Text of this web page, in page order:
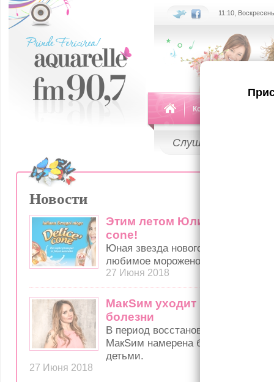
11:10,
Команда
Слушай
Новости
Этим летом Юлиана
cone!
Юная звезда нового поколения
любимое мороженое – Delice’
27 Июня 2018
МакSим уходит в
болезни
В период восстановления
МакSим намерена быть вместе
детьми.
27 Июня 2018